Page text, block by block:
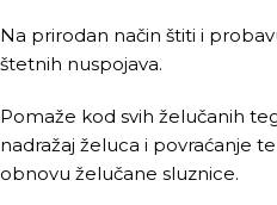
Na prirodan način štiti i
štetnih nuspojava.
Pomaže kod svih želučanih
nadražaj želuca i povraćanje
obnovu želučane sluznice.